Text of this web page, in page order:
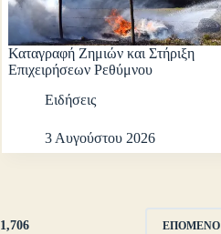
Καταγραφή Ζημιών και Στήριξη
Επιχειρήσεων Ρεθύμνου
Ειδήσεις
3 Αυγούστου 2026
1,706 ΕΠΌΜΕΝΟ